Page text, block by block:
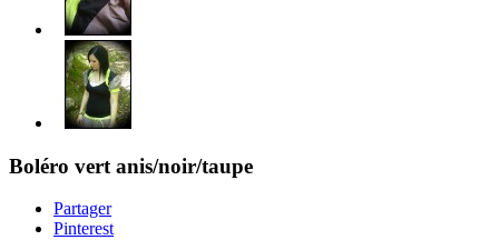
Boléro vert anis/noir/taupe
Partager
Pinterest